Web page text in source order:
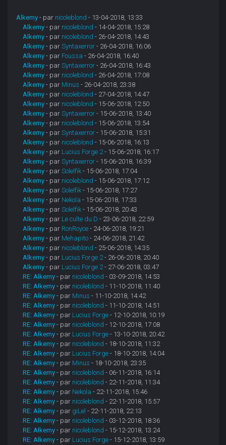
Alkemy - par nicoleblond - 13-04-2018, 13:33
Alkemy - par nicoleblond - 14-04-2018, 15:28
Alkemy - par nicoleblond - 26-04-2018, 14:43
Alkemy - parSyntaxerror - 26-04-2018, 16:06
Alkemy - par Foussa - 26-04-2018, 16:40
Alkemy - parSyntaxerror - 26-04-2018, 16:43
Alkemy - par nicoleblond - 26-04-2018, 17:08
Alkemy - par Minus - 26-04-2018, 23:38
Alkemy - par nicoleblond - 27-04-2018, 14:47
Alkemy - par nicoleblond - 15-06-2018, 12:50
Alkemy - parSyntaxerror - 15-06-2018, 13:40
Alkemy - par nicoleblond - 15-06-2018, 13:54
Alkemy - parSyntaxerror - 15-06-2018, 15:31
Alkemy - par nicoleblond - 15-06-2018, 16:13
Alkemy - par Lucius Forge 2- 15-06-2018, 16:17
Alkemy - parSyntaxerror - 15-06-2018, 16:39
Alkemy - parSolelfik - 15-06-2018, 17:04
Alkemy - par nicoleblond - 15-06-2018, 17:12
Alkemy - parSolelfik - 15-06-2018, 17:27
Alkemy - par Nekola - 15-06-2018, 17:33
Alkemy - parSolelfik - 15-06-2018, 20:43
Alkemy - par Le culte du D - 23-06-2018, 22:59
Alkemy - par RonRoyce - 24-06-2018, 19:21
Alkemy - par Mehapito - 24-06-2018, 21:42
Alkemy - par nicoleblond - 25-06-2018, 14:35
Alkemy - par Lucius Forge 2- 26-06-2018, 20:40
Alkemy - par Lucius Forge 2- 27-06-2018, 03:47
RE: Alkemy - par nicoleblond - 03-09-2018, 14:53
RE: Alkemy - par nicoleblond - 11-10-2018, 11:40
RE: Alkemy - par Minus - 11-10-2018, 14:42
RE: Alkemy - par nicoleblond - 11-10-2018, 14:51
RE: Alkemy - par Lucius Forge - 12-10-2018, 10:19
RE: Alkemy - par nicoleblond - 12-10-2018, 17:08
RE: Alkemy - par Lucius Forge - 13-10-2018, 20:42
RE: Alkemy - par nicoleblond - 18-10-2018, 11:32
RE: Alkemy - par Lucius Forge - 18-10-2018, 14:04
RE: Alkemy - par Minus - 18-10-2018, 23:35
RE: Alkemy - par nicoleblond - 06-11-2018, 16:14
RE: Alkemy - par nicoleblond - 22-11-2018, 11:34
RE: Alkemy - par Nekola - 22-11-2018, 15:46
RE: Alkemy - par nicoleblond - 22-11-2018, 15:57
RE: Alkemy - par giLel - 22-11-2018, 22:13
RE: Alkemy - par nicoleblond - 03-12-2018, 18:36
RE: Alkemy - par nicoleblond - 15-12-2018, 13:24
RE: Alkemy - par Lucius Forge - 15-12-2018, 13:59